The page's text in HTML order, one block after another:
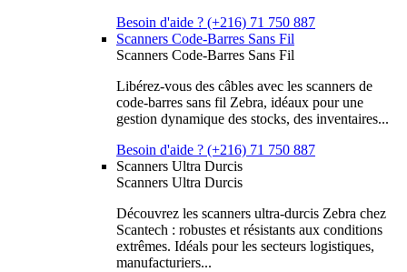
Besoin d'aide ? (+216) 71 750 887
Scanners Code-Barres Sans Fil
Scanners Code-Barres Sans Fil
Libérez-vous des câbles avec les scanners de
code-barres sans fil Zebra, idéaux pour une
gestion dynamique des stocks, des inventaires...
Besoin d'aide ? (+216) 71 750 887
Scanners Ultra Durcis
Scanners Ultra Durcis
Découvrez les scanners ultra-durcis Zebra chez
Scantech : robustes et résistants aux conditions
extrêmes. Idéals pour les secteurs logistiques,
manufacturiers...